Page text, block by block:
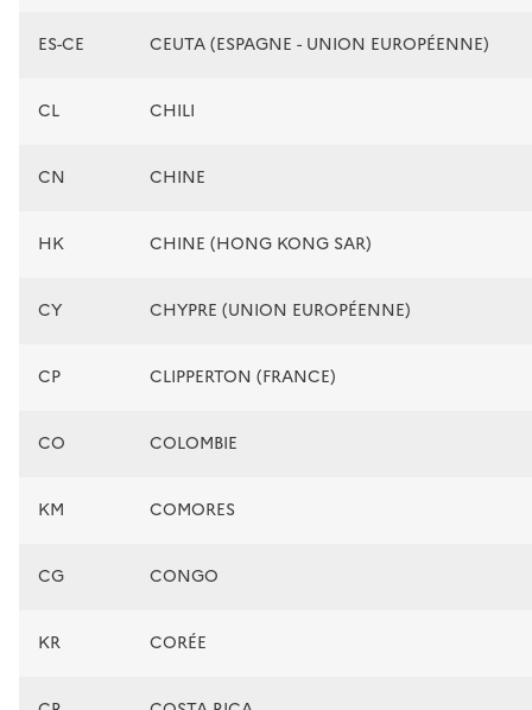
ES-CE CEUTA (ESPAGNE - UNION EUROPÉENNE)
CL CHILI
CN CHINE
HK CHINE (HONG KONG SAR)
CY CHYPRE (UNION EUROPÉENNE)
CP CLIPPERTON (FRANCE)
CO COLOMBIE
KM COMORES
CG CONGO
KR CORÉE